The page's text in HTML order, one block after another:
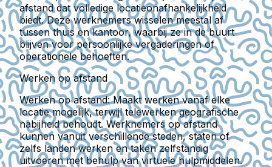
afstand dat volledige locatieonafhankelijkheid
biedt. Deze werknemers wisselen meestal af
tussen thuis en kantoor, waarbij ze in de buurt
blijven voor persoonlijke vergaderingen of
operationele behoeften.
Werken op afstand
Werken op afstand:Maakt werken vanaf elke
locatie mogelijk, terwijl telewerken geografische
nabijheid behoudt. Werknemers op afstand
kunnen vanuit verschillende steden, staten of
zelfs landen werken en taken zelfstandig
uitvoeren met behulp van virtuele hulpmiddelen.